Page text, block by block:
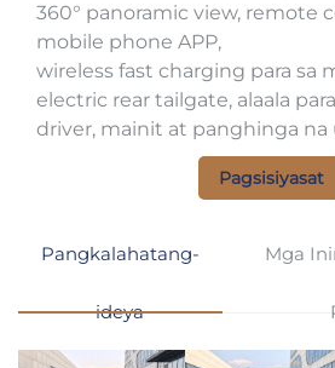
360° panoramic view, remote
mobile phone APP,
wireless fast charging para sa
electric rear tailgate, alaala
driver, mainit at panghinga na
Pagsisiyasat
Pangkalahatang-
ideya
Mga